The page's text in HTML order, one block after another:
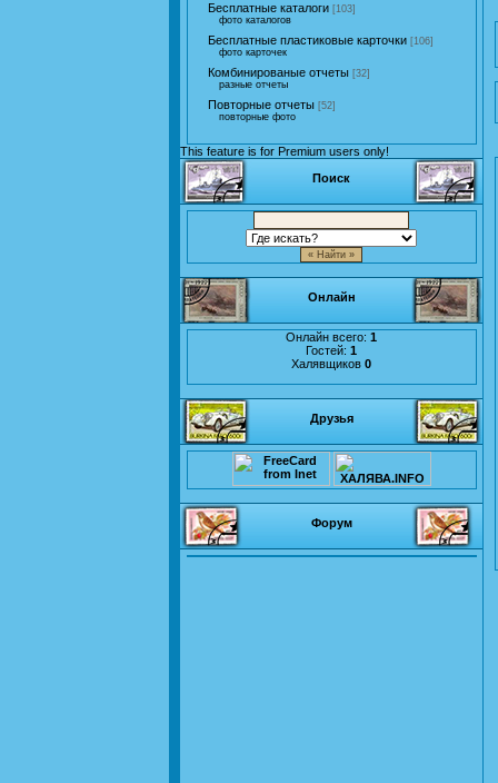
Бесплатные каталоги [103]
фото каталогов
Бесплатные пластиковые карточки [106]
фото карточек
Комбинированые отчеты [32]
разные отчеты
Повторные отчеты [52]
повторные фото
This feature is for Premium users only!
Поиск
Онлайн
Онлайн всего: 1
Гостей: 1
Халявщиков 0
Друзья
Форум